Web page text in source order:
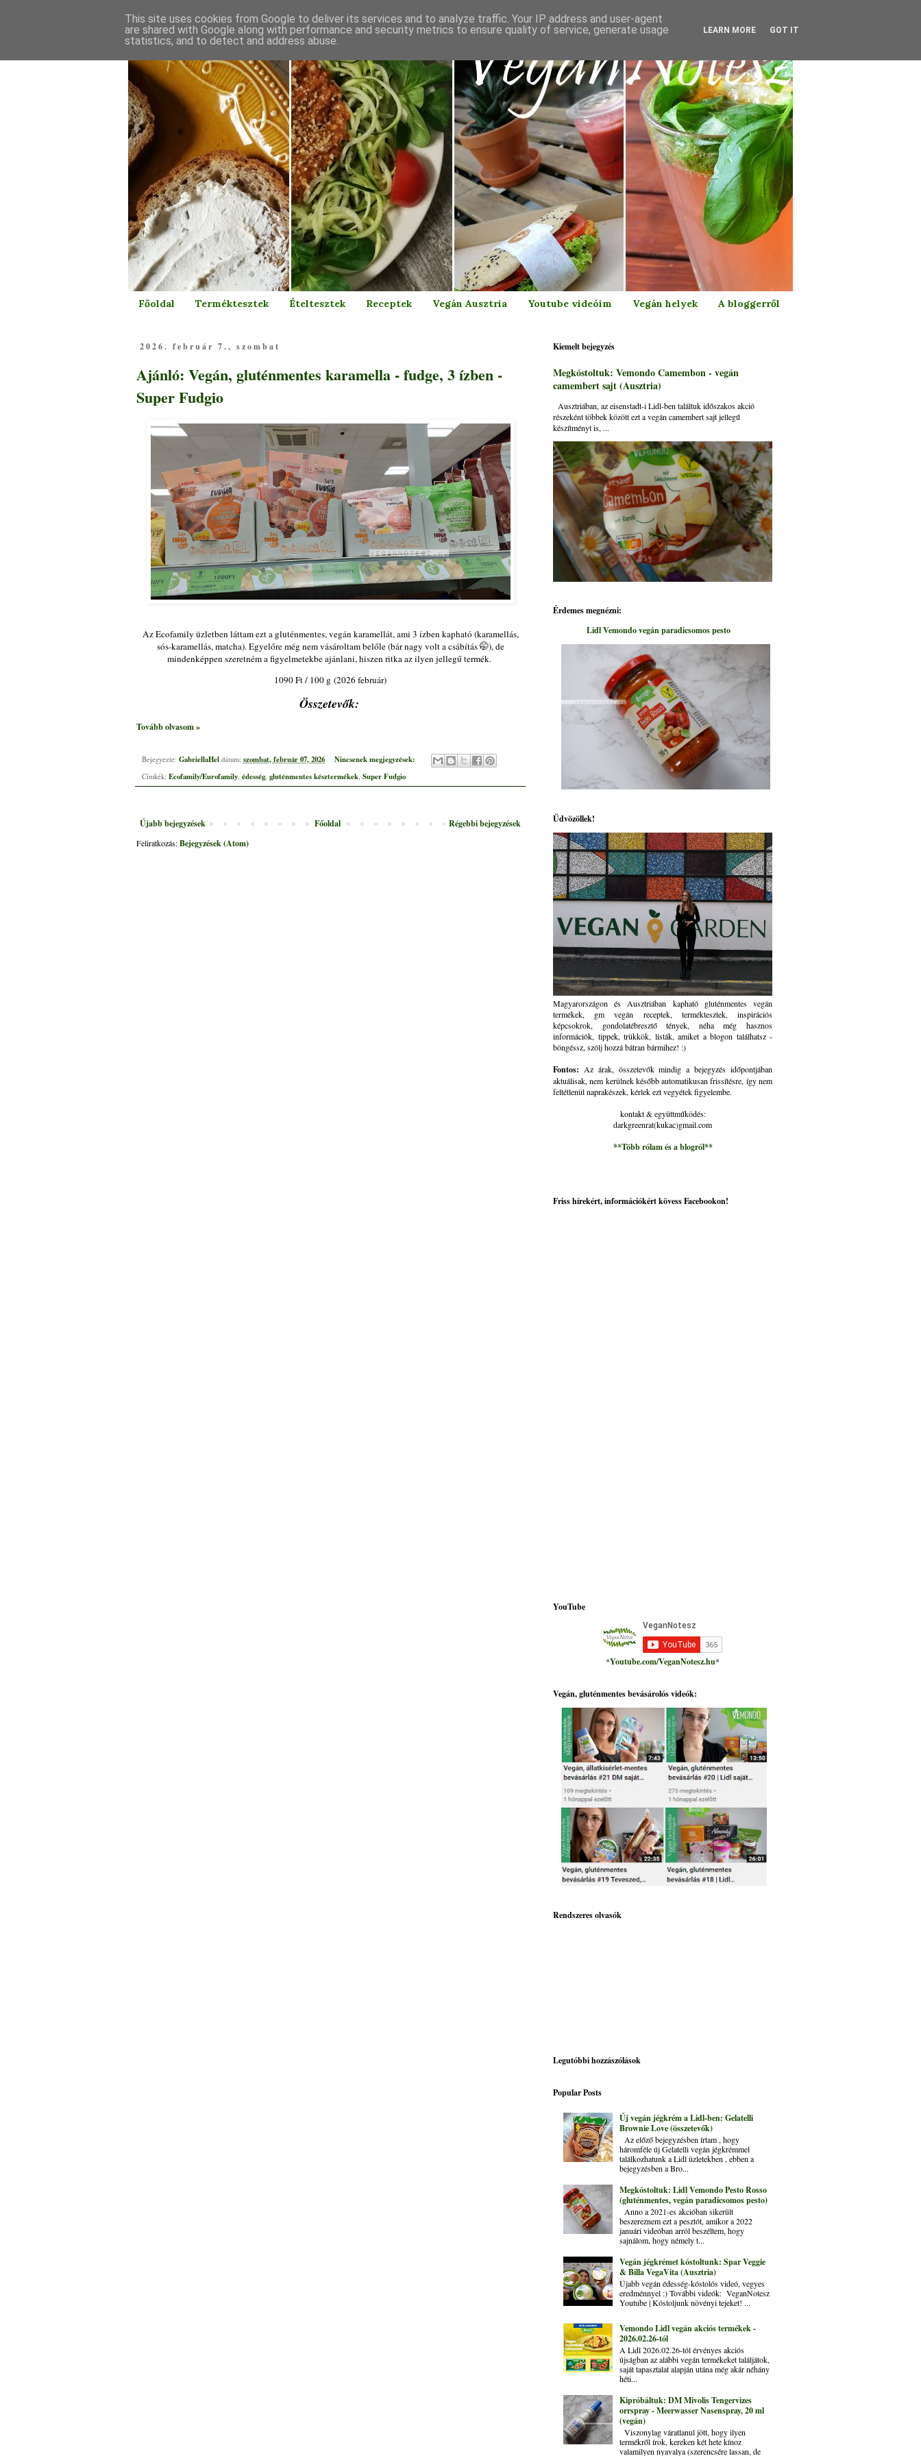
Főoldal Terméktesztek Ételtesztek Receptek Vegán Ausztria Youtube videóim Vegán helyek A bloggerről
2026. február 7., szombat
Ajánló: Vegán, gluténmentes karamella - fudge, 3 ízben -
Super Fudgio
Az Ecofamily üzletben láttam ezt a gluténmentes, vegán karamellát, ami 3 ízben kapható (karamellás,
sós-karamellás, matcha). Egyelőre még nem vásároltam belőle (bár nagy volt a csábítás 🤭), de
mindenképpen szeretném a figyelmetekbe ajánlani, hiszen ritka az ilyen jellegű termék.
1090 Ft / 100 g (2026 február)
Összetevők:
Tovább olvasom »
Bejegyezte: GabriellaHel dátum: szombat, február 07, 2026 Nincsenek megjegyzések:
Címkék: Ecofamily/Eurofamily, édesség, gluténmentes késztermékek, Super Fudgio
Újabb bejegyzések Régebbi bejegyzések
Főoldal
Feliratkozás:Bejegyzések (Atom)
Kiemelt bejegyzés
Megkóstoltuk: Vemondo Camembon - vegán
camembert sajt (Ausztria)
Ausztriában, az eisenstadt-i Lidl-ben találtuk időszakos akció
részeként többek között ezt a vegán camembert sajt jellegű
készítményt is, ...
Érdemes megnézni:
Lidl Vemondo vegán paradicsomos pesto
Üdvözöllek!
Magyarországon és Ausztriában kapható gluténmentes vegán
termékek, gm vegán receptek, terméktesztek, inspirációs
képcsokrok, gondolatébresztő tények, néha még hasznos
információk, tippek, trükkök, listák, amiket a blogon találhatsz -
böngéssz, szólj hozzá bátran bármihez! :)
Fontos: Az árak, összetevők mindig a bejegyzés időpontjában
aktuálisak, nem kerülnek később automatikusan frissítésre, így nem
feltétlenül naprakészek, kérlek ezt vegyétek figyelembe.
kontakt & együttműködés:
darkgreenrat(kukac)gmail.com
**Több rólam és a blogról**
Friss hírekért, információkért kövess Facebookon!
YouTube
*Youtube.com/VeganNotesz.hu*
Vegán, gluténmentes bevásárolós videók:
Rendszeres olvasók
Legutóbbi hozzászólások
Popular Posts
Új vegán jégkrém a Lidl-ben: Gelatelli
Brownie Love (összetevők)
Az előző bejegyzésben írtam , hogy
háromféle új Gelatelli vegán jégkrémmel
találkozhatunk a Lidl üzletekben , ebben a
bejegyzésben a Bro...
Megkóstoltuk: Lidl Vemondo Pesto Rosso
(gluténmentes, vegán paradicsomos pesto)
Anno a 2021-es akcióban sikerült
beszereznem ezt a pesztót, amikor a 2022
januári videóban arról beszéltem, hogy
sajnálom, hogy némely t...
Vegán jégkrémet kóstoltunk: Spar Veggie
& Billa VegaVita (Ausztria)
Újabb vegán édesség-kóstolós videó, vegyes
eredménnyel :) További videók: VeganNotesz
Youtube | Kóstoljunk növényi tejeket! ...
Vemondo Lidl vegán akciós termékek -
2026.02.26-tól
A Lidl 2026.02.26-tól érvényes akciós
újságban az alábbi vegán termékeket találjátok,
saját tapasztalat alapján utána még akár néhány
héti...
Kipróbáltuk: DM Mivolis Tengervizes
orrspray - Meerwasser Nasenspray, 20 ml
(vegán)
Viszonylag váratlanul jött, hogy ilyen
termékről írok, kereken két hete kínoz
valamilyen nyavalya (szerencsére lassan, de
This site uses cookies from Google to deliver its services and to analyze traffic. Your IP address and user-agent
are shared with Google along with performance and security metrics to ensure quality of service, generate usage
statistics, and to detect and address abuse.
LEARN MORE GOT IT